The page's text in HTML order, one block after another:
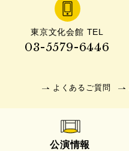
東京文化会館 TEL
03-5579-6446
よくあるご質問
公演情報